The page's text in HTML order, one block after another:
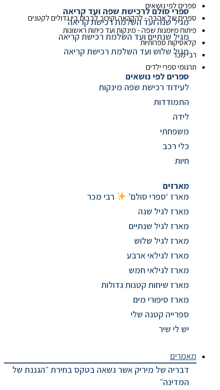
ספרים לפי נושאים
ספרים של אהבה - להקראה וקירוב לבבות בין גדולים לקטנים
פיתוח מיומנות שפה - מינקות ועד כיתות ראשונות
קלאסיקות ספרותיות
רבי מכר
תרגומי ספרי ילדים
ספרי סולם לרכישת שפה ועד קריאה
מגיל שנה ועד השלמת רכישת קריאה
מגיל שנתיים ועד השלמת רכישת קריאה
מגיל שלוש ועד השלמת רכישת קריאה
ספרים לפי נושאים
לעידוד רכישת שפה מינקות
התמודדות
לידה
משפחתי
כלי רכב
חיות
מארזים
מארז ‘ספרי סולם’
רבי מכר
מארז לגיל שנה
מארז לגיל שנתיים
מארז לגיל שלוש
מארז לגילאי ארבע
מארז לגילאי חמש
מארז שיחות קטנות גדולות
מארז סיפורי מים
ספרייה קטנה שלי
יש לי שיר
מאמרים
דבריה של מיריק אשר נשאה בטקס בחירת ״הגננת של
המדינה״